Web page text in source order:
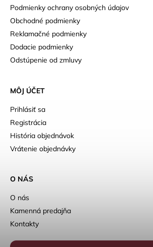
Podmienky ochrany osobných údajov
Obchodné podmienky
Reklamačné podmienky
Dodacie podmienky
Odstúpenie od zmluvy
MÔJ ÚČET
Prihlásiť sa
Registrácia
História objednávok
Vrátenie objednávky
O NÁS
O nás
Kamenná predajňa
Kontakty